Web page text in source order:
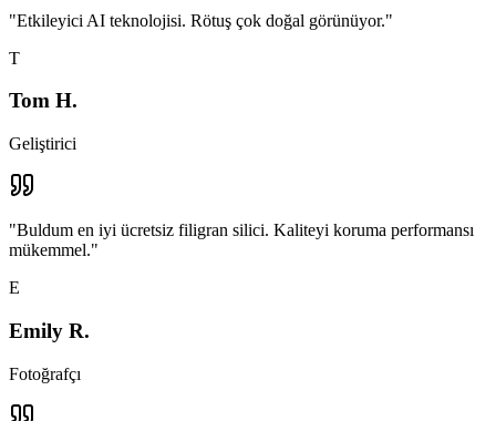
"Etkileyici AI teknolojisi. Rötuş çok doğal görünüyor."
T
Tom H.
Geliştirici
"Buldum en iyi ücretsiz filigran silici. Kaliteyi koruma performansı
mükemmel."
E
Emily R.
Fotoğrafçı